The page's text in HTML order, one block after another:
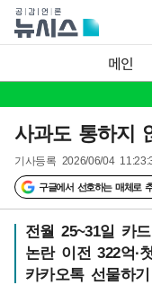
메인
사과도 통하지
기사등록 2026/06/04
구글에서 선호하는 매체로
전월 25~31일 카
논란 이전 322억·
카카오톡 선물하